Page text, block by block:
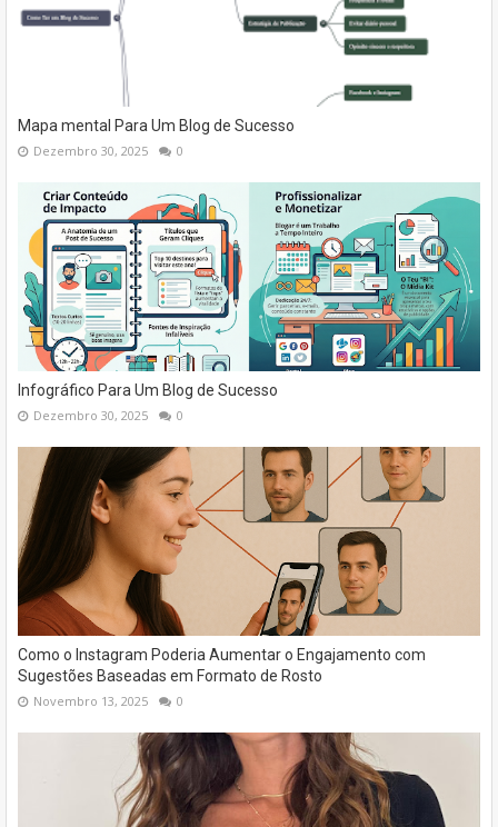
Mapa mental Para Um Blog de Sucesso
Dezembro 30, 2025 0
Infográfico Para Um Blog de Sucesso
Dezembro 30, 2025 0
Como o Instagram Poderia Aumentar o Engajamento com
Sugestões Baseadas em Formato de Rosto
Novembro 13, 2025 0